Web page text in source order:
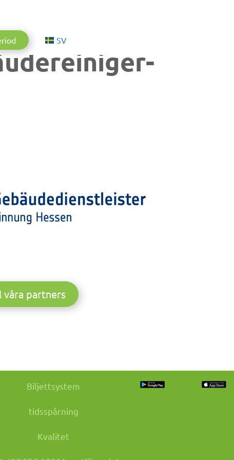
SVAktuelle Sprache: Svenska
våra partners
Biljettsystem
tidsspårning
Kvalitet